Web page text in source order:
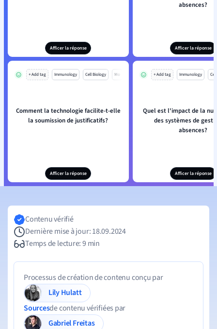
Afficer la réponse
absences?
Afficer la réponse
+ Add tag Immunology Cell Biology Mo
Comment la technologie facilite-t-elle
la soumission de justificatifs?
Afficer la réponse
+ Add tag Immunology
Quel est l'impact de la
des systèmes de
absences?
Afficer la réponse
Contenu vérifié
Dernière mise à jour: 18.09.2024
Temps de lecture: 9 min
Processus de création de contenu conçu par
Lily Hulatt
Sourcesde contenu vérifiées par
Gabriel Freitas